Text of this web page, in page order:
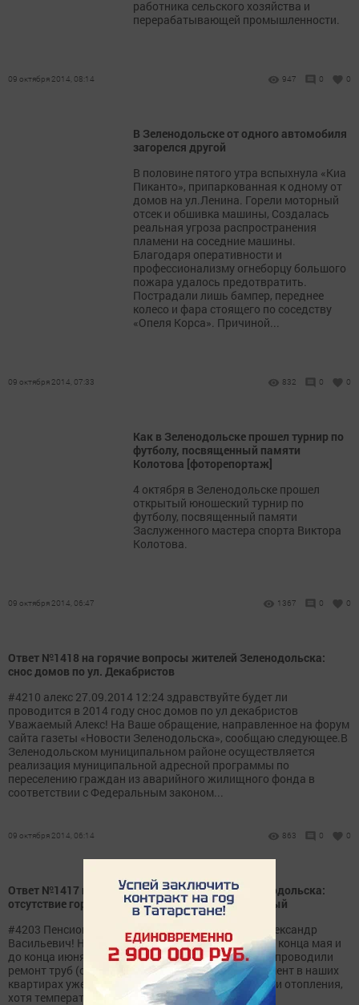
работника сельского хозяйства и
перерабатывающей промышленности.
09 октября 2014, 08:14 947 0 0
В Зеленодольске от одного автомобиля
загорелся другой
В половине пятого утра вспыхнула «Киа
Пиканто», припаркованная к одному от
домов на ул.Ленина. Горели моторный
отсек и обшивка машины, Создалась
реальная угроза распространения
пламени на соседние машины.
Благодаря оперативности и
профессионализму огнеборцу большого
пожара удалось предотвратить.
Пострадали лишь бампер, переднее
колесо и фара стоящего по соседству
«Опеля Корса». Причиной...
09 октября 2014, 07:33 832 0 0
Как в Зеленодольске прошел турнир по
футболу, посвященный памяти
Колотова [фоторепортаж]
4 октября в Зеленодольске прошел
открытый юношеский турнир по
футболу, посвященный памяти
Заслуженного мастера спорта Виктора
Колотова.
09 октября 2014, 06:47 1367 0 0
Ответ №1418 на горячие вопросы жителей Зеленодольска:
снос домов по ул. Декабристов
#4210 алекc 27.09.2014 12:24 здравствуйте будет ли
проводится в 2014 году снос домов по ул декабристов
Уважаемый Алекс! На Ваше обращение, направленное на форум
сайта газеты «Новости Зеленодольска», сообщаю следующее.В
Зеленодольском муниципальном районе осуществляется
реализация муниципальной адресной программы по
переселению граждан из аварийного жилищного фонда в
соответствии с Федеральным законом...
09 октября 2014, 06:14 863 0 0
Ответ №1417 на горячие вопросы жителей Зеленодольска:
отсутствие горячего водоснабжения в м-не Мирный
#4203 Пенсионер 25.09.2014 09:29 Уважаемый Александр
Васильевич! Наша семья проживает на Мирном. С конца мая и
до конца июня у нас отключали горячую воду, т.к. проводили
ремонт труб (официальная версия). В данный момент в наших
квартирах уже 2 недели как нет горячей воды, нет и отопления,
хотя температура уже трижды...